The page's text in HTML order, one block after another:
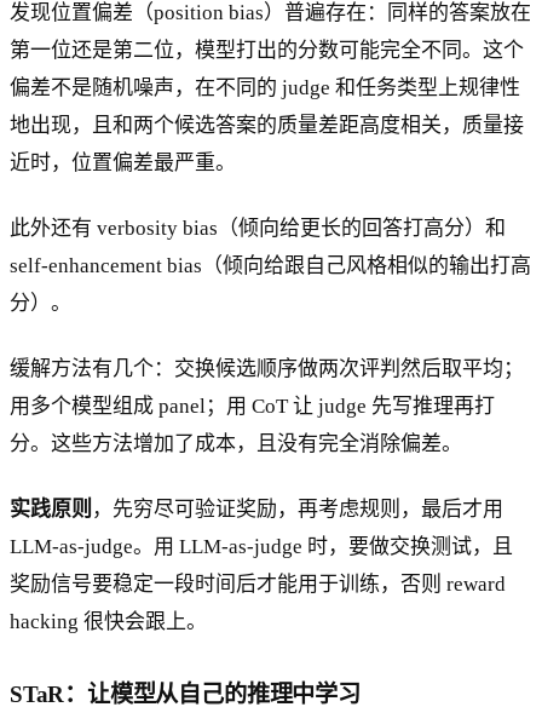
发现位置偏差（position bias）普遍存在：同样的答案放在
第一位还是第二位，模型打出的分数可能完全不同。这个
偏差不是随机噪声，在不同的 judge 和任务类型上规律性
地出现，且和两个候选答案的质量差距高度相关，质量接
近时，位置偏差最严重。
此外还有 verbosity bias（倾向给更长的回答打高分）和
self-enhancement bias（倾向给跟自己风格相似的输出打高
分）。
缓解方法有几个：交换候选顺序做两次评判然后取平均；
用多个模型组成 panel；用 CoT 让 judge 先写推理再打
分。这些方法增加了成本，且没有完全消除偏差。
实践原则 ，先穷尽可验证奖励，再考虑规则，最后才用
LLM-as-judge。用 LLM-as-judge 时，要做交换测试，且
奖励信号要稳定一段时间后才能用于训练，否则 reward
hacking 很快会跟上。
STaR：让模型从自己的推理中学习